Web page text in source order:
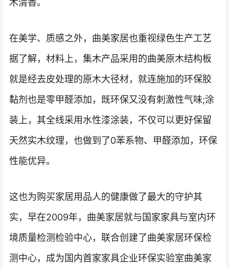
木清香。
在美学、质感之外，曲美家居也重视绿色生产工艺
据了解，材料上，集木产品采用的曲美原木结构板
就是经去皮处理的原木大径材，就连施加的环保胶
黏剂也是零甲醛添加，既环保又没有刺激性气味;涂
装上，其全线采用水性漆涂装，不仅可以更好保留
天然实木纹理，也做到了0苯系物、甲醛添加，环保
性能优异。
这也为购买家居用品人的健康做了最大的守护其
实，早在2009年，曲美家居就与国家家具与室内环
境质量检测检验中心，联合创建了曲美家居环保检
测中心，成为国内首家家具企业环保实验室曲美家